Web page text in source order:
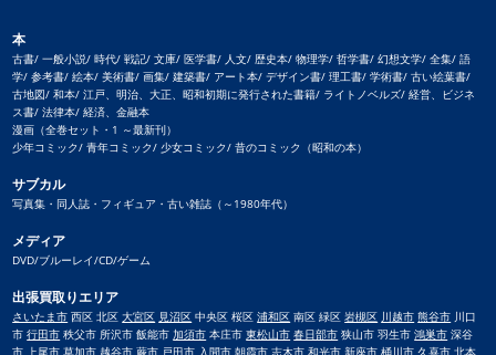
本
古書/ 一般小説/ 時代/ 戦記/ 文庫/ 医学書/ 人文/ 歴史本/ 物理学/ 哲学書/ 幻想文学/ 全集/ 語
学/ 参考書/ 絵本/ 美術書/ 画集/ 建築書/ アート本/ デザイン書/ 理工書/ 学術書/ 古い絵葉書/
古地図/ 和本/ 江戸、明治、大正、昭和初期に発行された書籍/ ライトノベルズ/ 経営、ビジネ
ス書/ 法律本/ 経済、金融本
漫画（全巻セット・1 ～最新刊）
少年コミック/ 青年コミック/ 少女コミック/ 昔のコミック（昭和の本）
サブカル
写真集・同人誌・フィギュア・古い雑誌（～1980年代）
メディア
DVD/ブルーレイ/CD/ゲーム
出張買取りエリア
さいたま市 西区 北区大宮区 見沼区 中央区 桜区浦和区 南区 緑区岩槻区 川越市 熊谷市 川口
市行田市 秩父市 所沢市 飯能市加須市 本庄市東松山市 春日部市 狭山市 羽生市鴻巣市 深谷
市 上尾市 草加市 越谷市 蕨市 戸田市 入間市 朝霞市 志木市 和光市 新座市桶川市 久喜市 北本